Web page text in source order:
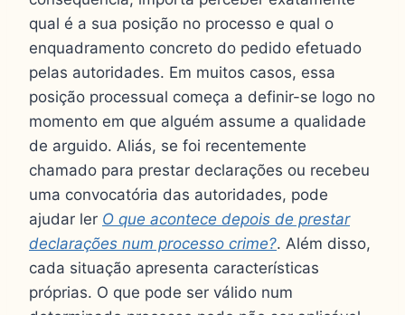
qual é a sua posição no processo e qual o
enquadramento concreto do pedido efetuado
pelas autoridades. Em muitos casos, essa
posição processual começa a definir-se logo no
momento em que alguém assume a qualidade
de arguido. Aliás, se foi recentemente
chamado para prestar declarações ou recebeu
uma convocatória das autoridades, pode
ajudar ler O que acontece depois de prestar
declarações num processo crime?. Além disso,
cada situação apresenta características
próprias. O que pode ser válido num